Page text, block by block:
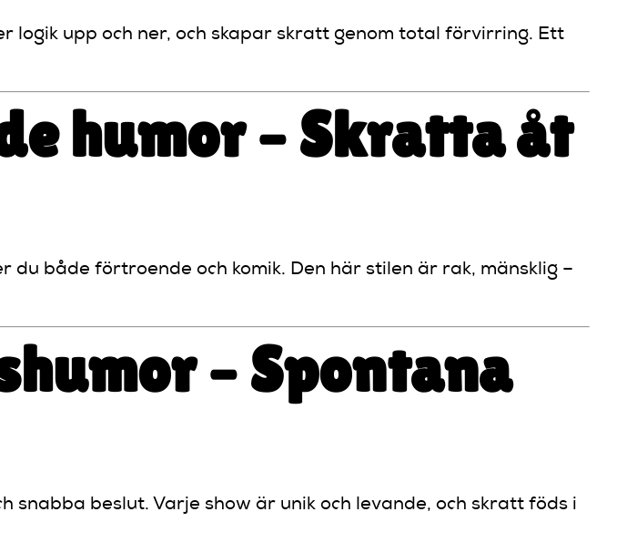
logik upp och ner, och skapar skratt genom total förvirring. Ett
humor – Skratta åt
både förtroende och komik. Den här stilen är rak, mänsklig –
– Spontana
snabba beslut. Varje show är unik och levande, och skratt föds i